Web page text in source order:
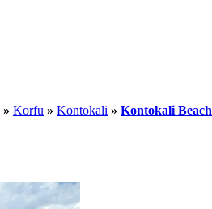
» Korfu » Kontokali » Kontokali Beach